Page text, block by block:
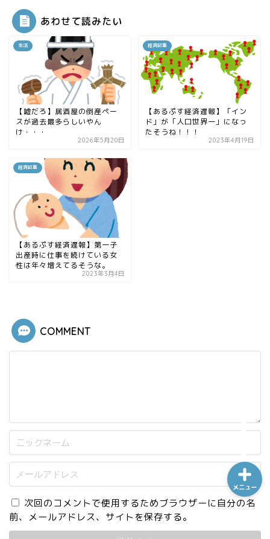
あわせて読みたい
生活
【嘘だろ】居酒屋の倒産ペー
スが過去最多らしいやん
け・・・
2026年5月20日
経済記事
【あるぷす経済遅報】「イン
ド」が「人口世界一」になっ
たそうね！！！
2023年4月19日
経済記事
【あるぷす経済遅報】第一子
出産時に仕事を続けている女
性は年々増えてるそうな。
2023年3月4日
COMMENT
次回のコメントで使用するためブラウザーに自分の名
前、メールアドレス、サイトを保存する。
メニュー
シーケンス制御